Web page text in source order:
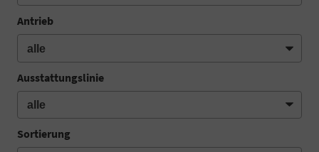
Antrieb
Ausstattungslinie
Sortierung